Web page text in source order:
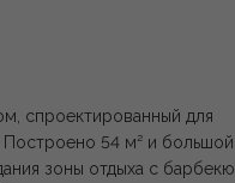
спроектированный для
54 м² и большой
зоны отдыха с барбекю